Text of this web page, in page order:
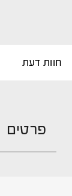
חוות דעת
פרטים